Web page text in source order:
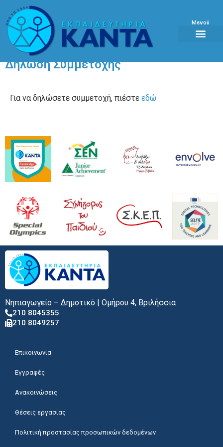
Μενού
Δήλωση Συμμετοχής
Για να δηλώσετε συμμετοχή, πιέστε εδώ
Νηπιαγωγείο – Δημοτικό | Ομήρου 4, Βριλήσσια
210 8045355
210 8049257
Επικοινωνία
Εγγραφές
Ανακοινώσεις
Θέσεις εργασίας
Πολιτική προστασίας προσωπικών δεδομένων